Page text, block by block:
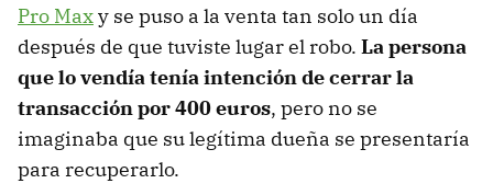
Pro Maxy se puso a la venta tan solo un día
después de que tuviste lugar el robo. La persona
que lo vendía tenía intención de cerrar la
transacción por 400 euros, pero no se
imaginaba que su legítima dueña se presentaría
para recuperarlo.